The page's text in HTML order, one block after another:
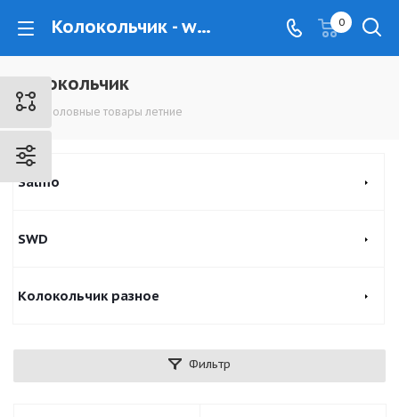
Колокольчик - www.kovrovec.ru 0
Колокольчик
Рыболовные товары летние
Salmo
SWD
Колокольчик разное
Фильтр